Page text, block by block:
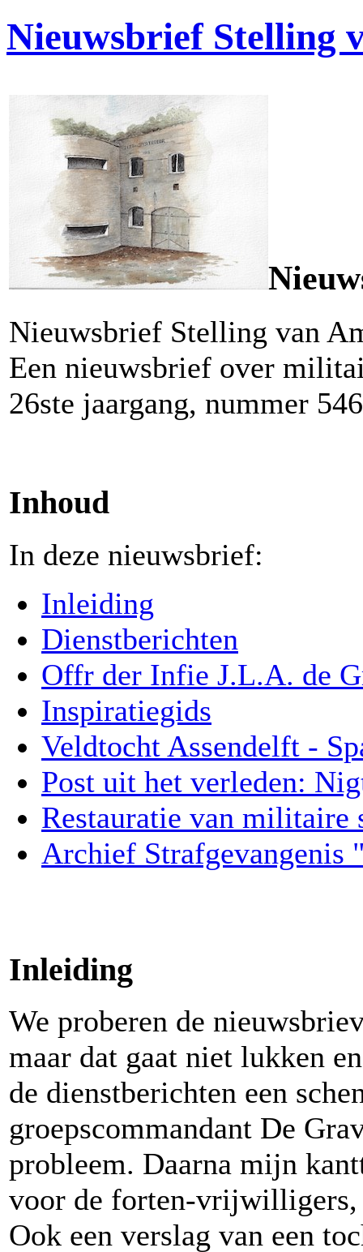
Nieuwsbrief Stelling
Nieuwsbrief Stelling van
Een nieuwsbrief over
26ste jaargang, nummer
Inhoud
In deze nieuwsbrief:
Inleiding
Dienstberichten
Offr der Infie J.L.A. de
Inspiratiegids
Veldtocht Assendelft -
Post uit het verleden:
Restauratie van militaire
Archief Strafgevangenis
Inleiding
We proberen de
maar dat gaat niet lukken
de dienstberichten een
groepscommandant De
probleem. Daarna mijn
voor de forten-vrijwilligers,
Ook een verslag van een